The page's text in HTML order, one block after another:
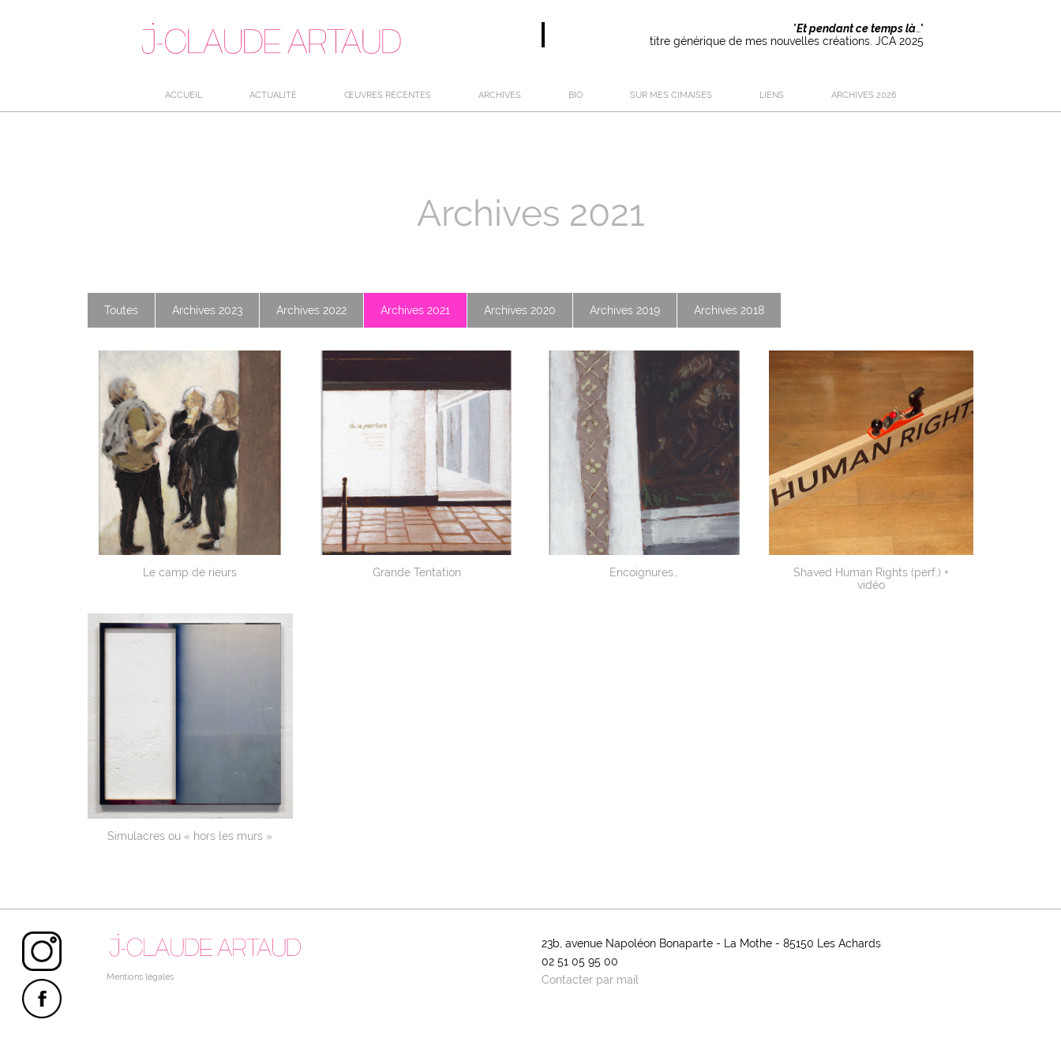
"Et pendant ce temps là …"
titre générique de mes nouvelles créations. JCA 2025
ACCUEIL ACTUALITÉ ŒUVRES RÉCENTES ARCHIVES BIO SUR MES CIMAISES LIENS ARCHIVES 2026
Archives 2021
Toutes Archives 2023 Archives 2022 Archives 2021 Archives 2020 Archives 2019 Archives 2018
Le camp de rieurs Grande Tentation Encoignures…
Shaved Human Rights (perf.) +
vidéo
Simulacres ou « hors les murs »
Instagram
Mentions légales
23b, avenue Napoléon Bonaparte - La Mothe - 85150 Les Achards
02 51 05 95 00
Contacter par mail